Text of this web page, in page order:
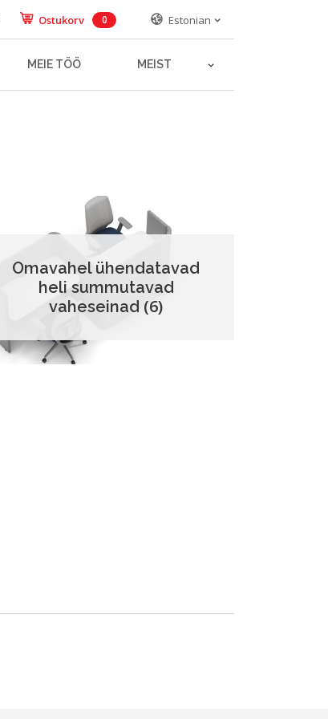
Ostukorv 0 Estonian
MEIE TÖÖ MEIST
Omavahel ühendatavad
heli summutavad
vaheseinad (6)